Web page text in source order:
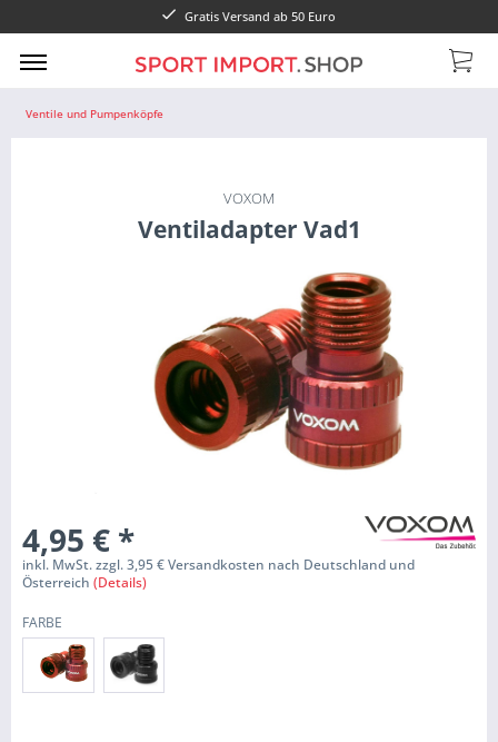
Gratis Versand ab 50 Euro
Ventile und Pumpenköpfe
VOXOM
Ventiladapter Vad1
4,95 € *
inkl. MwSt. zzgl. 3,95 € Versandkosten nach Deutschland und
Österreich (Details)
FARBE